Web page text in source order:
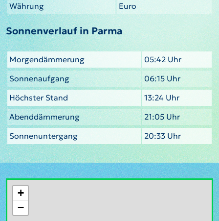
Währung
Euro
Sonnenverlauf in Parma
Morgendämmerung
05:42 Uhr
Sonnenaufgang
06:15 Uhr
Höchster Stand
13:24 Uhr
Abenddämmerung
21:05 Uhr
Sonnenuntergang
20:33 Uhr
+
−